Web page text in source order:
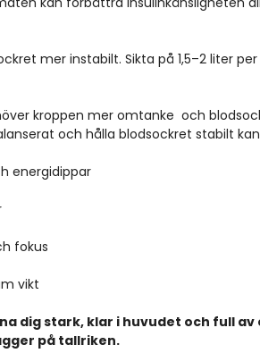
mer instabilt. Sikta på 1,5–2 liter
kroppen mer omtanke  och
och hålla blodsockret stabilt
energidippar
fokus
vikt
dig stark, klar i huvudet och full
på tallriken.